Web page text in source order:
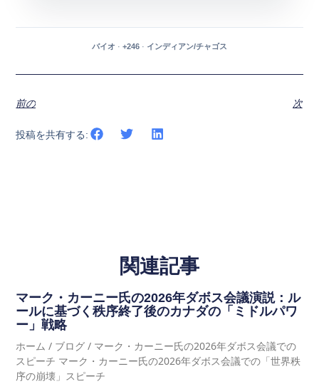
バイオ · +246 · インディアン/チャゴス
前の 次
投稿を共有する:
関連記事
マーク・カーニー氏の2026年ダボス会議演説：ル
ールに基づく秩序終了後のカナダの「ミドルパワ
ー」戦略
ホーム / ブログ / マーク・カーニー氏の2026年ダボス会議での
スピーチ マーク・カーニー氏の2026年ダボス会議での「世界秩
序の崩壊」スピーチ